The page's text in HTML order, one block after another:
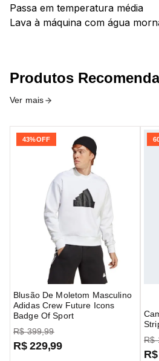
Passa em temperatura média
Lava à máquina com água
Produtos
Ver mais
Blusão De Moletom Masculino
Adidas Crew Future Icons
Badge Of Sport
43%OFF
R$ 399,99
R$ 229,99 R$
R$